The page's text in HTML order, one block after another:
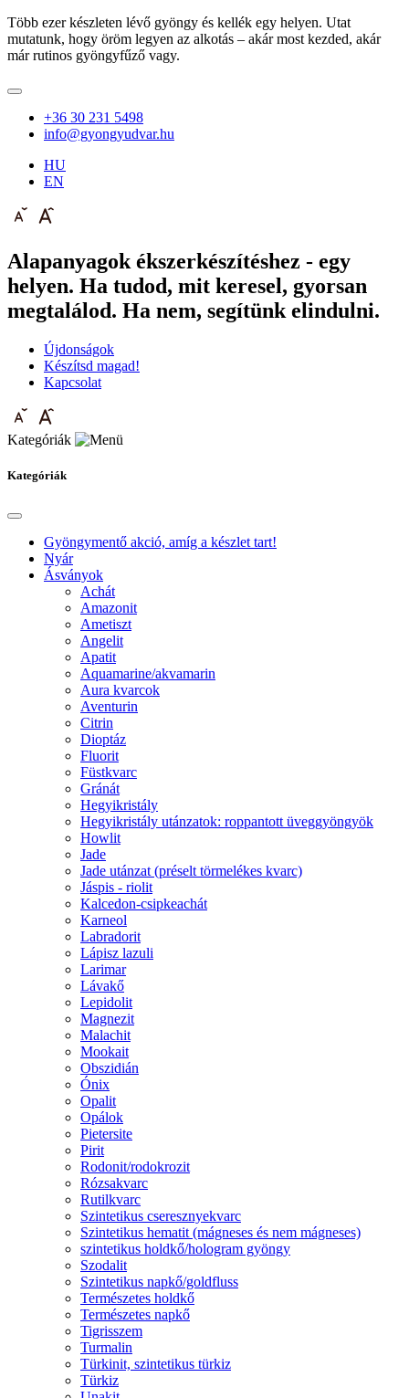
Több ezer készleten lévő gyöngy és kellék egy helyen. Utat
mutatunk, hogy öröm legyen az alkotás – akár most kezded, akár
már rutinos gyöngyfűző vagy.
+36 30 231 5498
info@gyongyudvar.hu
HU
EN
Alapanyagok ékszerkészítéshez - egy
helyen. Ha tudod, mit keresel, gyorsan
megtalálod. Ha nem, segítünk elindulni.
Újdonságok
Készítsd magad!
Kapcsolat
Kategóriák
Kategóriák
Gyöngymentő akció, amíg a készlet tart!
Nyár
Ásványok
Achát
Amazonit
Ametiszt
Angelit
Apatit
Aquamarine/akvamarin
Aura kvarcok
Aventurin
Citrin
Dioptáz
Fluorit
Füstkvarc
Gránát
Hegyikristály
Hegyikristály utánzatok: roppantott üveggyöngyök
Howlit
Jade
Jade utánzat (préselt törmelékes kvarc)
Jáspis - riolit
Kalcedon-csipkeachát
Karneol
Labradorit
Lápisz lazuli
Larimar
Lávakő
Lepidolit
Magnezit
Malachit
Mookait
Obszidián
Ónix
Opalit
Opálok
Pietersite
Pirit
Rodonit/rodokrozit
Rózsakvarc
Rutilkvarc
Szintetikus cseresznyekvarc
Szintetikus hematit (mágneses és nem mágneses)
szintetikus holdkő/hologram gyöngy
Szodalit
Szintetikus napkő/goldfluss
Természetes holdkő
Természetes napkő
Tigrisszem
Turmalin
Türkinit, szintetikus türkiz
Türkiz